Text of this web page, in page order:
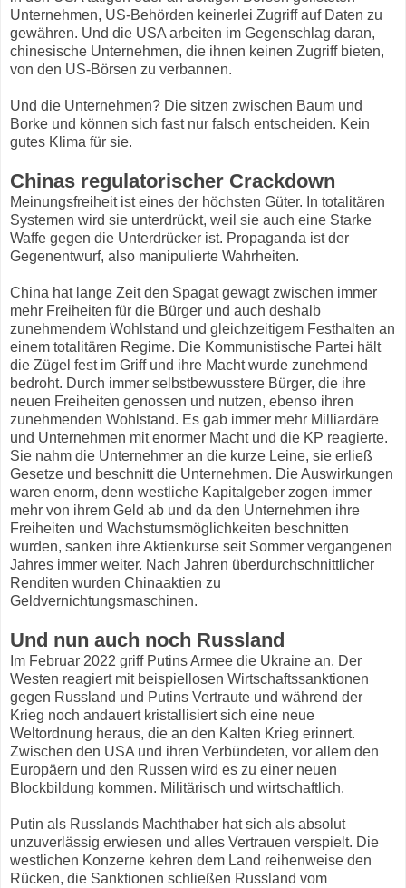
Unternehmen, US-Behörden keinerlei Zugriff auf Daten zu
gewähren. Und die USA arbeiten im Gegenschlag daran,
chinesische Unternehmen, die ihnen keinen Zugriff bieten,
von den US-Börsen zu verbannen.
Und die Unternehmen? Die sitzen zwischen Baum und
Borke und können sich fast nur falsch entscheiden. Kein
gutes Klima für sie.
Chinas regulatorischer Crackdown
Meinungsfreiheit ist eines der höchsten Güter. In totalitären
Systemen wird sie unterdrückt, weil sie auch eine Starke
Waffe gegen die Unterdrücker ist. Propaganda ist der
Gegenentwurf, also manipulierte Wahrheiten.
China hat lange Zeit den Spagat gewagt zwischen immer
mehr Freiheiten für die Bürger und auch deshalb
zunehmendem Wohlstand und gleichzeitigem Festhalten an
einem totalitären Regime. Die Kommunistische Partei hält
die Zügel fest im Griff und ihre Macht wurde zunehmend
bedroht. Durch immer selbstbewusstere Bürger, die ihre
neuen Freiheiten genossen und nutzen, ebenso ihren
zunehmenden Wohlstand. Es gab immer mehr Milliardäre
und Unternehmen mit enormer Macht und die KP reagierte.
Sie nahm die Unternehmer an die kurze Leine, sie erließ
Gesetze und beschnitt die Unternehmen. Die Auswirkungen
waren enorm, denn westliche Kapitalgeber zogen immer
mehr von ihrem Geld ab und da den Unternehmen ihre
Freiheiten und Wachstumsmöglichkeiten beschnitten
wurden, sanken ihre Aktienkurse seit Sommer vergangenen
Jahres immer weiter. Nach Jahren überdurchschnittlicher
Renditen wurden Chinaaktien zu
Geldvernichtungsmaschinen.
Und nun auch noch Russland
Im Februar 2022 griff Putins Armee die Ukraine an. Der
Westen reagiert mit beispiellosen Wirtschaftssanktionen
gegen Russland und Putins Vertraute und während der
Krieg noch andauert kristallisiert sich eine neue
Weltordnung heraus, die an den Kalten Krieg erinnert.
Zwischen den USA und ihren Verbündeten, vor allem den
Europäern und den Russen wird es zu einer neuen
Blockbildung kommen. Militärisch und wirtschaftlich.
Putin als Russlands Machthaber hat sich als absolut
unzuverlässig erwiesen und alles Vertrauen verspielt. Die
westlichen Konzerne kehren dem Land reihenweise den
Rücken, die Sanktionen schließen Russland vom